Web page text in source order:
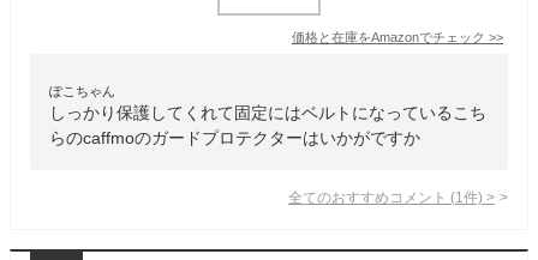
価格と在庫をAmazonでチェック >>
ぽこちゃん
しっかり保護してくれて固定にはベルトになっているこち
らのcaffmoのガードプロテクターはいかがですか
全てのおすすめコメント (1 件) >